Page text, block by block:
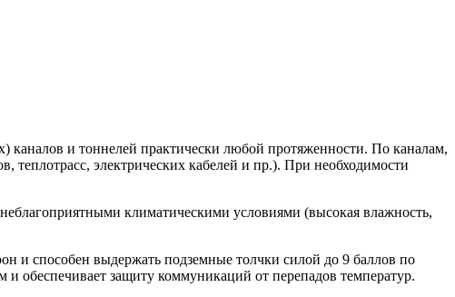
каналов и тоннелей практически любой протяженности. По каналам,
электрических кабелей и пр.). При необходимости
климатическими условиями (высокая влажность,
и способен выдержать подземные толчки силой до 9 баллов по
и обеспечивает защиту коммуникаций от перепадов температур.